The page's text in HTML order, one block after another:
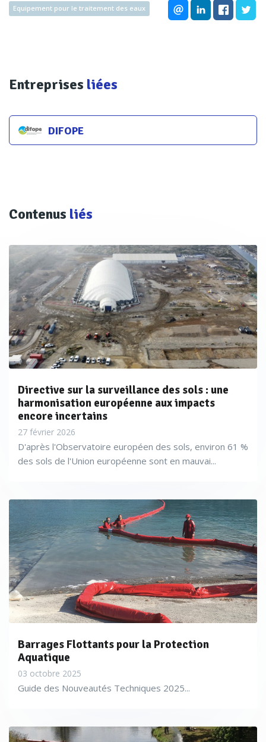
Equipement pour le traitement des eaux
Entreprises liées
DIFOPE
Contenus liés
Directive sur la surveillance des sols : une
harmonisation européenne aux impacts
encore incertains
27 février 2026
D'après l'Observatoire européen des sols, environ 61 %
des sols de l'Union européenne sont en mauvai...
Barrages Flottants pour la Protection
Aquatique
03 octobre 2025
Guide des Nouveautés Techniques 2025...